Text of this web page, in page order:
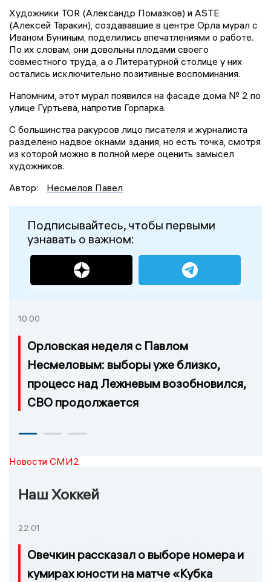
Художники TOR (Александр Помазков) и ASTE
(Алексей Таракин), создававшие в центре Орла мурал с
Иваном Буниным, поделились впечатлениями о работе.
По их словам, они довольны плодами своего
совместного труда, а о Литературной столице у них
остались исключительно позитивные воспоминания.
Напомним, этот мурал появился на фасаде дома № 2 по
улице Гуртьева, напротив Горпарка.
С большинства ракурсов лицо писателя и журналиста
разделено надвое окнами здания, но есть точка, смотря
из которой можно в полной мере оценить замысел
художников.
Автор:
Несмелов Павел
Подписывайтесь, чтобы первыми
узнавать о важном:
10:00
Орловская неделя с Павлом
Несмеловым: выборы уже близко,
процесс над Лежневым возобновился,
СВО продолжается
Новости СМИ2
Наш Хоккей
22:01
Овечкин рассказал о выборе номера и
кумирах юности на матче «Кубка